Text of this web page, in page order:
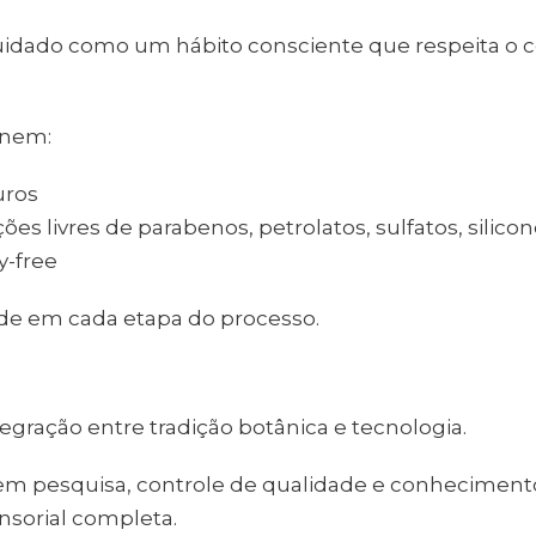
como um hábito consciente que respeita o
livres de parabenos, petrolatos, sulfatos,
free
em cada etapa do processo.
entre tradição botânica e tecnologia.
pesquisa, controle de qualidade e
completa.